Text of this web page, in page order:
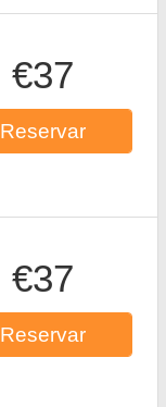
€37
Reservar
€37
Reservar